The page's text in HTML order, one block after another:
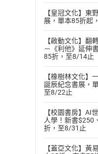
【皇冠文化】東
展，單本85折起
【啟動文化】翻
－《利他》延伸
85折，至8/14止
【橡樹林文化】
誕辰紀念書展，
至8/22止
【校園書房】AI
人學！新書$250
折，至8/31止
【蓋亞文化】黃